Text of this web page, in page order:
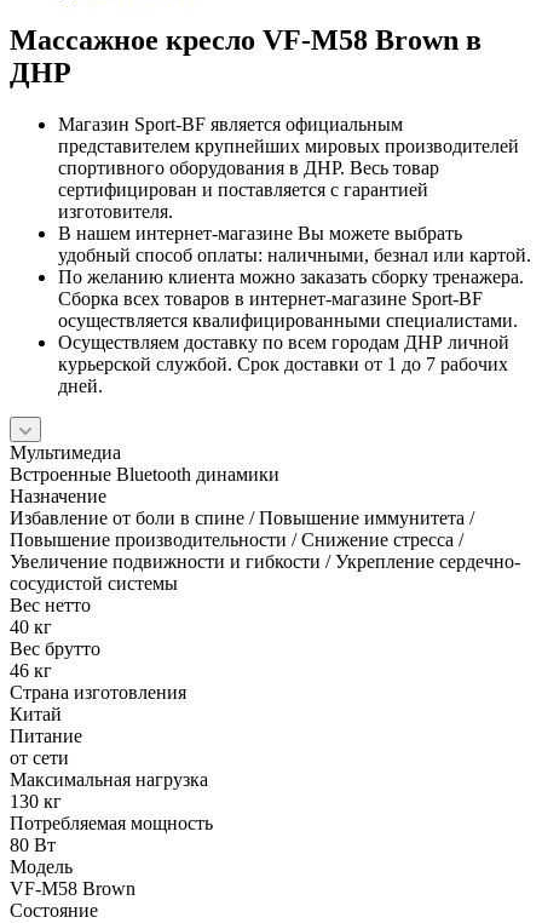
Массажное кресло VF-M58 Brown в
ДНР
Магазин Sport-BF является официальным
представителем крупнейших мировых производителей
спортивного оборудования в ДНР. Весь товар
сертифицирован и поставляется с гарантией
изготовителя.
В нашем интернет-магазине Вы можете выбрать
удобный способ оплаты: наличными, безнал или картой.
По желанию клиента можно заказать сборку тренажера.
Сборка всех товаров в интернет-магазине Sport-BF
осуществляется квалифицированными специалистами.
Осуществляем доставку по всем городам ДНР личной
курьерской службой. Срок доставки от 1 до 7 рабочих
дней.
Мультимедиа
Встроенные Bluetooth динамики
Назначение
Избавление от боли в спине / Повышение иммунитета /
Повышение производительности / Снижение стресса /
Увеличение подвижности и гибкости / Укрепление сердечно-
сосудистой системы
Вес нетто
40 кг
Вес брутто
46 кг
Страна изготовления
Китай
Питание
от сети
Максимальная нагрузка
130 кг
Потребляемая мощность
80 Вт
Модель
VF-M58 Brown
Состояние